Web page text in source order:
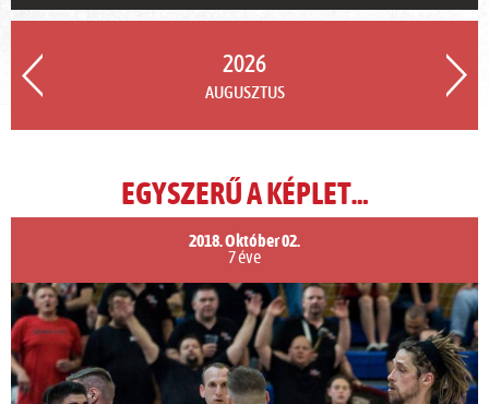
2026
AUGUSZTUS
EGYSZERŰ A KÉPLET…
2018. Október 02.
7 éve